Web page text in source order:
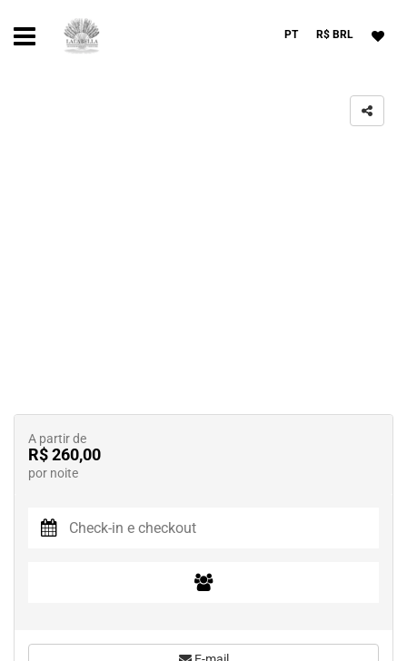
PT R$ BRL
A partir de
R$ 260,00
por noite